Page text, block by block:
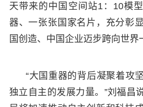
天带来的中国空间站1：10模
器、一张张国家名片，充分彰
国创造、中国企业迈步跨向世界
“大国重器的背后凝聚着攻
独立自主的发展力量。”刘福昌